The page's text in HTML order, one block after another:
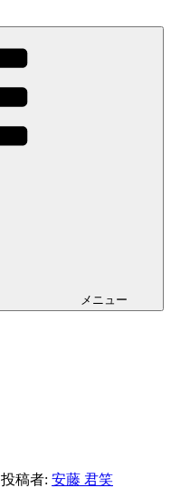
メニュー
投稿者: 安藤 君笑